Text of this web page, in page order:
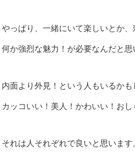
やっぱり、一緒にいて楽しいとか
何か強烈な魅力！が必要なんだと思
内面より外見！という人もいるかも
カッコいい！美人！かわいい！おし
それは人それぞれで良いと思います。